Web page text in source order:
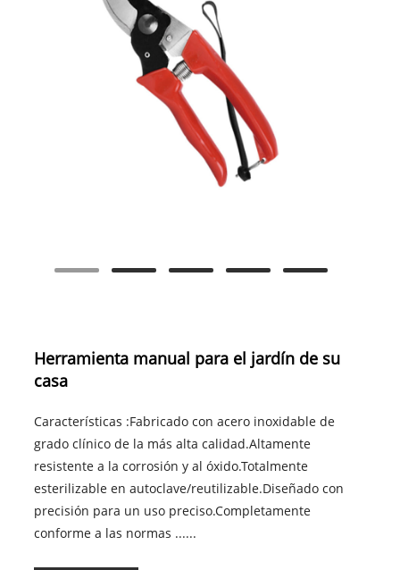
Herramienta manual para el jardín de su
casa
Características :Fabricado con acero inoxidable de
grado clínico de la más alta calidad.Altamente
resistente a la corrosión y al óxido.Totalmente
esterilizable en autoclave/reutilizable.Diseñado con
precisión para un uso preciso.Completamente
conforme a las normas ......